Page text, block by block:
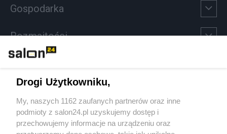
Gospodarka
Rozmaitości
Sport
Społeczeństwo
Drogi Użytkowniku,
My, naszych 1162 zaufanych partnerów oraz inne
podmioty z salon24.pl uzyskujemy dostęp i
przechowujemy informacje na urządzeniu oraz